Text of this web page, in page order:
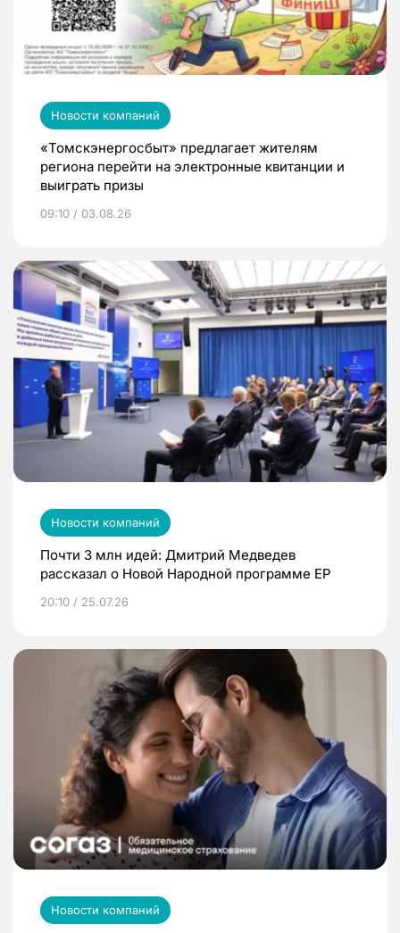
Новости компаний
«Томскэнергосбыт» предлагает жителям
региона перейти на электронные квитанции и
выиграть призы
09:10 / 03.08.26
Новости компаний
Почти 3 млн идей: Дмитрий Медведев
рассказал о Новой Народной программе ЕР
20:10 / 25.07.26
Новости компаний